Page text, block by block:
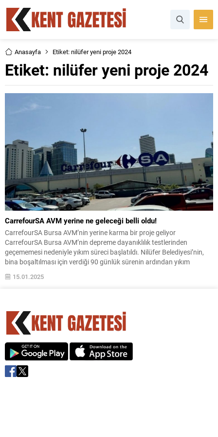
Anasayfa Etiket: nilüfer yeni proje 2024
Etiket: nilüfer yeni proje 2024
CarrefourSA AVM yerine ne geleceği belli oldu!
CarrefourSA Bursa AVM’nin yerine karma bir proje geliyor
CarrefourSA Bursa AVM’nin depreme dayanıklılık testlerinden
geçememesi nedeniyle yıkım süreci başlatıldı. Nilüfer Belediyesi’nin,
bina boşaltılması için verdiği 90 günlük sürenin ardından yıkım
Yapı tarafından 8.8 milyar TL karşılığında satın alınmıştı. Otoparktan
15.01.2025